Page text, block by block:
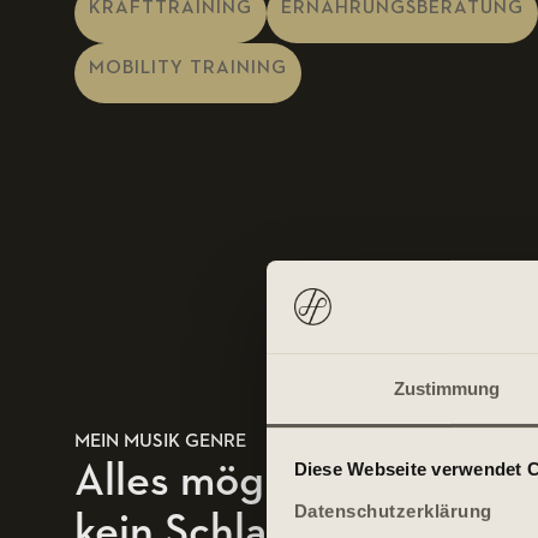
Zustimmung
Diese Webseite verwendet
Datenschutzerklärung
KRAFTTRAINING ERNÄHRUNGSBERATUNG
MOBILITY TRAINING
MEIN MUSIK GENRE
Alles mögliche, bitte